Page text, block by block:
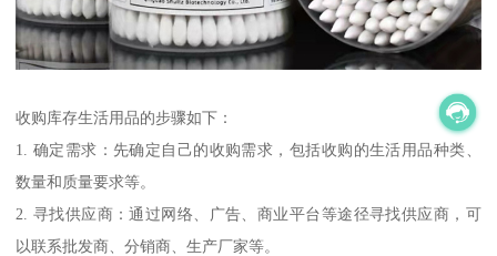
收购库存生活用品的步骤如下：
1. 确定需求：先确定自己的收购需求，包括收购的生活用品种类、
数量和质量要求等。
2. 寻找供应商：通过网络、广告、商业平台等途径寻找供应商，可
以联系批发商、分销商、生产厂家等。